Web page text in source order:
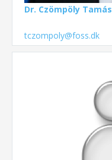
Dr. Czömpöly Tamás
tczompoly@foss.dk